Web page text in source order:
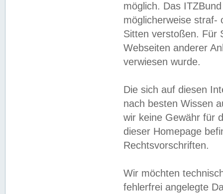
möglich. Das
möglicherweise straf-
Sitten verstoßen. Für
Webseiten anderer
verwiesen wurde.
Die sich auf diesen
nach besten Wissen
wir keine Gewähr für
dieser Homepage
Rechtsvorschriften.
Wir möchten
fehlerfrei angelegte